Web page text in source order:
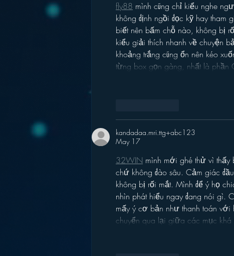
fly88 mình cũng chỉ kiểu nghe
không định ngồi đọc kỹ hay
biết nên bấm chỗ nào, không bị
kiểu giải thích nhanh về chuyện
khoảng trắng cũng ổn nên kéo
từng box gọn gàng, nhất là phần
kandadaa.mri.ttg+abc123
May 17
32WIN mình mới ghé thử vì
chứ không đào sâu. Cảm giác
không bị rối mắt. Mình để ý họ
nhìn phát hiểu ngay đang nói gì.
mấy ý cơ bản như thanh toán với
chuyển qua lại giữa các mục